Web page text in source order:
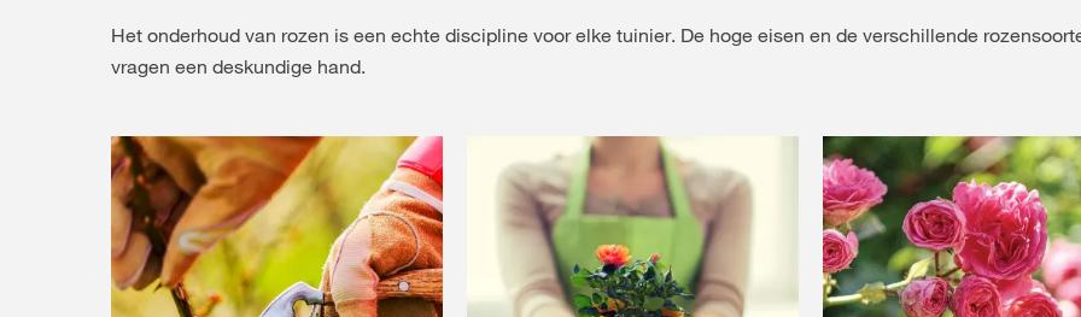
Het onderhoud van rozen is een echte discipline voor elke tuinier. De hoge eisen en de verschillende
vragen een deskundige hand.